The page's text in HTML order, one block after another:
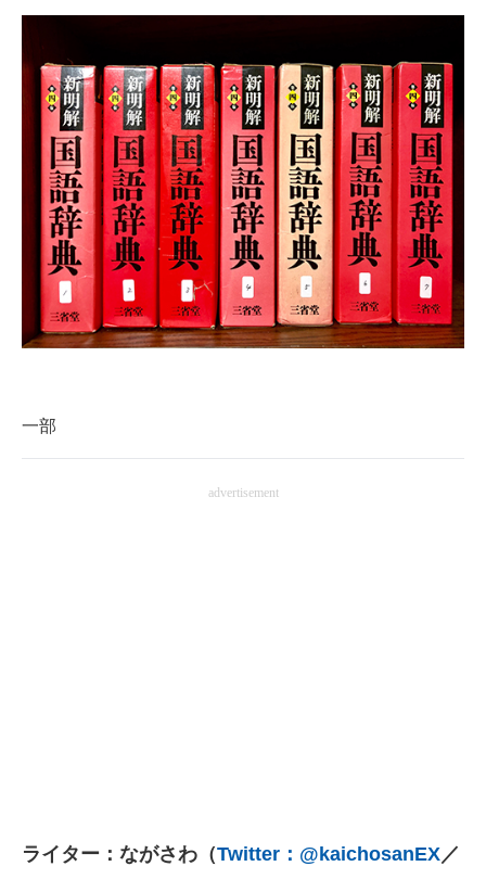
マーケ×ITの今がよく分かる
ITエンジニア向け専門サイト
企業向けIT製品の総合サイト
IT製品の技術・比較・事例
製造業のIT導入・活用を支援
モノづくり技術者専門サイト
建設×テクノロジーの最前線
一部
advertisement
ライター：ながさわ（Twitter：@kaichosanEX／